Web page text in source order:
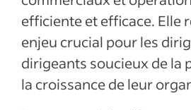
efficiente et efficace. Elle
enjeu crucial pour les
dirigeants soucieux de la
la croissance de leur